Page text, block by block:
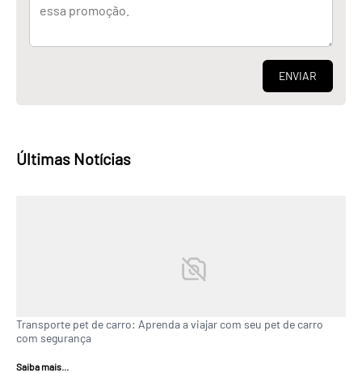
ENVIAR
Últimas Notícias
Transporte pet de carro: Aprenda a viajar com seu pet de carro
com segurança
Saiba mais...